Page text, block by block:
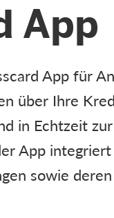
App
App für
über Ihre
in Echtzeit
App
sowie